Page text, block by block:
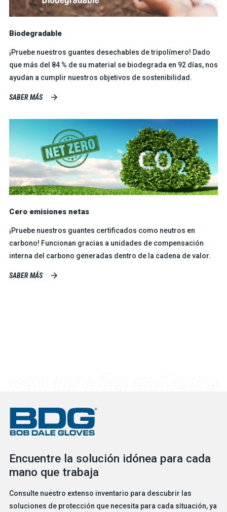
Biodegradable
¡Pruebe nuestros guantes desechables de tripolímero! Dado
que más del 84 % de su material se biodegrada en 92 días, nos
ayudan a cumplir nuestros objetivos de sostenibilidad.
SABER MÁS
Cero emisiones netas
¡Pruebe nuestros guantes certificados como neutros en
carbono! Funcionan gracias a unidades de compensación
interna del carbono generadas dentro de la cadena de valor.
SABER MÁS
Encuentre la solución idónea para cada
mano que trabaja
Consulte nuestro extenso inventario para descubrir las
soluciones de protección que necesita para cada situación, ya